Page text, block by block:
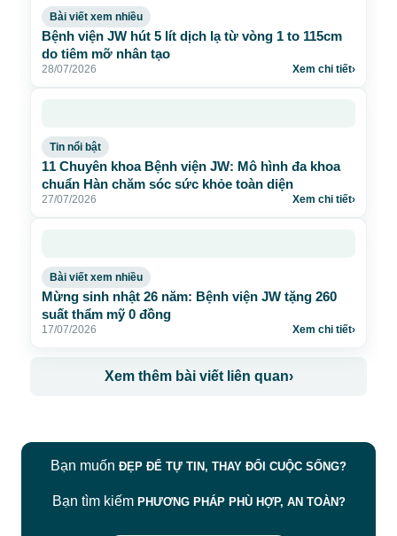
Bài viết xem nhiều
Bệnh viện JW hút 5 lít dịch lạ từ vòng 1 to 115cm
do tiêm mỡ nhân tạo
28/07/2026 Xem chi tiết›
Tin nổi bật
11 Chuyên khoa Bệnh viện JW: Mô hình đa khoa
chuẩn Hàn chăm sóc sức khỏe toàn diện
27/07/2026 Xem chi tiết›
Bài viết xem nhiều
Mừng sinh nhật 26 năm: Bệnh viện JW tặng 260
suất thẩm mỹ 0 đồng
17/07/2026 Xem chi tiết›
Xem thêm bài viết liên quan›
Bạn muốn ĐẸP ĐỂ TỰ TIN, THAY ĐỔI CUỘC SỐNG?
Bạn tìm kiếm PHƯƠNG PHÁP PHÙ HỢP, AN TOÀN?